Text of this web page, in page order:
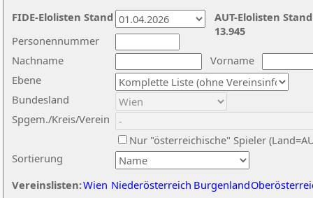
Nachname
Vorname
Ebene
Sortierung
Personennummer
Bundesland
Spgem./Kreis/Verein
Nur "österreichische" Spieler
Vereinslisten:Wien Niederösterreich Burgenland
AUT-Elolisten
13.945
FIDE-Elolisten Stand